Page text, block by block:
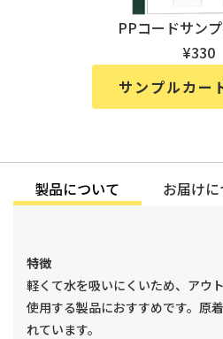
PPコードサン
¥330
サンプルカー
製品について お届け
特徴
軽くて水を吸いにくいため、アウ
使用する製品におすすめです。原
れています。